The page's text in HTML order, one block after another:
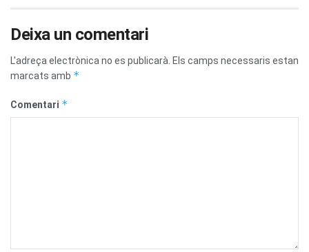
Deixa un comentari
L'adreça electrònica no es publicarà. Els camps necessaris estan
marcats amb *
Comentari *